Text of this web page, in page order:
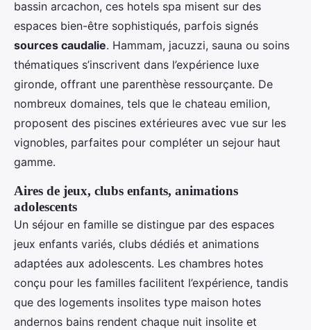
bassin arcachon, ces hotels spa misent sur des
espaces bien-être sophistiqués, parfois signés
sources caudalie. Hammam, jacuzzi, sauna ou soins
thématiques s’inscrivent dans l’expérience luxe
gironde, offrant une parenthèse ressourçante. De
nombreux domaines, tels que le chateau emilion,
proposent des piscines extérieures avec vue sur les
vignobles, parfaites pour compléter un sejour haut
gamme.
Aires de jeux, clubs enfants, animations
adolescents
Un séjour en famille se distingue par des espaces
jeux enfants variés, clubs dédiés et animations
adaptées aux adolescents. Les chambres hotes
conçu pour les familles facilitent l’expérience, tandis
que des logements insolites type maison hotes
andernos bains rendent chaque nuit insolite et